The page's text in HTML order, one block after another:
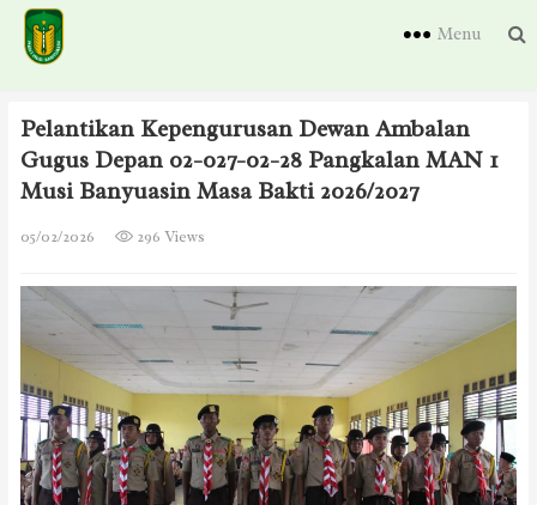
Menu
Pelantikan Kepengurusan Dewan Ambalan
Gugus Depan 02-027-02-28 Pangkalan MAN 1
Musi Banyuasin Masa Bakti 2026/2027
05/02/2026 296 Views